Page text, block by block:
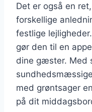
Det er også en
forskellige
festlige
gør den til en
dine gæster. Med
med grøntsager
på dit